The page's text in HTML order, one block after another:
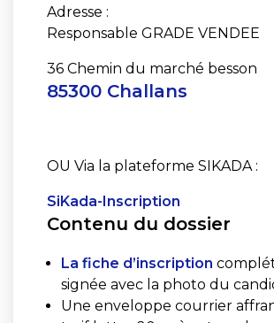
Adresse :
Responsable GRADE VENDEE
36 Chemin du marché besson
85300 Challans
OU Via la plateforme SIKADA :
SiKada-Inscription
Contenu du dossier
La fiche d’inscription
signée avec la photo du
Une enveloppe courrier